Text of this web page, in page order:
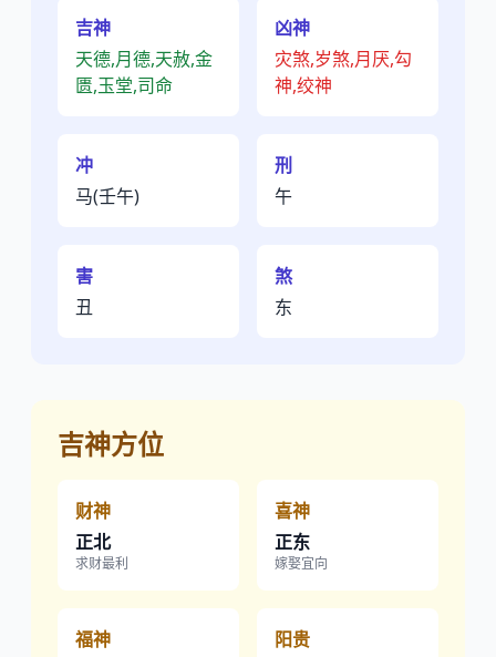
吉神
天德,月德,天赦,金
匮,玉堂,司命
凶神
灾煞,岁煞,月厌,勾
神,绞神
冲
马(壬午)
刑
午
害
丑
煞
东
吉神方位
财神
正北
求财最利
喜神
正东
嫁娶宜向
福神
阳贵